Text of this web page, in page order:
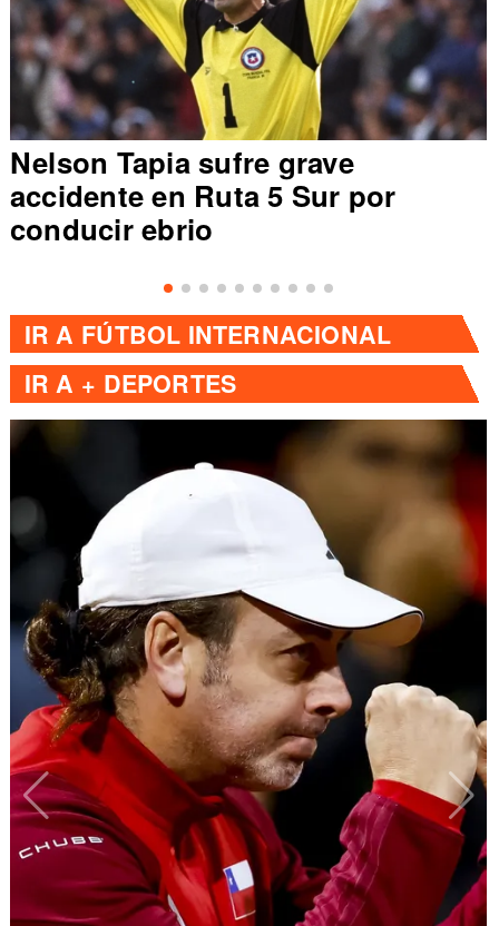
Nelson Tapia sufre grave
accidente en Ruta 5 Sur por
conducir ebrio
IR A FÚTBOL INTERNACIONAL
IR A + DEPORTES